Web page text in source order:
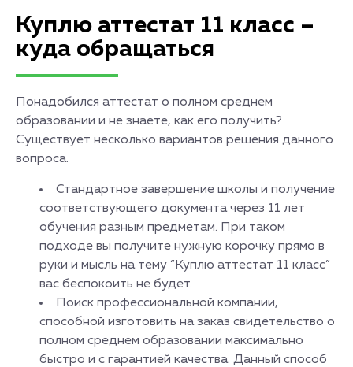
Куплю аттестат 11 класс –
куда обращаться
Понадобился аттестат о полном среднем
образовании и не знаете, как его получить?
Существует несколько вариантов решения данного
вопроса.
Стандартное завершение школы и получение
соответствующего документа через 11 лет
обучения разным предметам. При таком
подходе вы получите нужную корочку прямо в
руки и мысль на тему “Куплю аттестат 11 класс”
вас беспокоить не будет.
Поиск профессиональной компании,
способной изготовить на заказ свидетельство о
полном среднем образовании максимально
быстро и с гарантией качества. Данный способ